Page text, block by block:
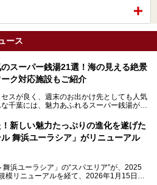
ース
スーパー銭湯21選！海の見える絶景
ク対応施設もご紹介
スが良く、週末のお出かけ先としても人気
千葉には、魅力あふれるスーパー銭湯がた
りととのいたい」「海が見える絶景で非日
」「子連れでも気兼ねなく1日過ごした
ーズに応える施設が揃っているため、その日
設がきっと見つかるはずです。
新しい魅力たっぷりの進化を遂げた
ル 舞浜ユーラシア」がリニューアル
舞浜ユーラシア」の“スパエリア”が、2025
模リニューアルを経て、2026年1月15日